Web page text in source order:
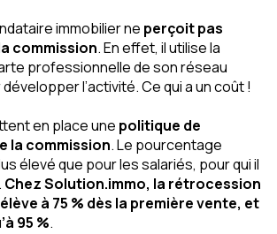
immobilier ne perçoit pas
commission. En effet, il utilise la
professionnelle de son réseau
l’activité. Ce qui a un coût !
en place une politique de
la commission. Le pourcentage
élevé que pour les salariés, pour qui il
Chez Solution.immo, la rétrocession
à 75 % dès la première vente, et
95 %.